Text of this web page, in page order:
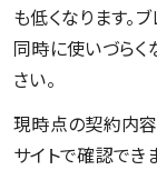
も低くなります。
同時に使いづらく
さい。
現時点の契約内
サイトで確認でき